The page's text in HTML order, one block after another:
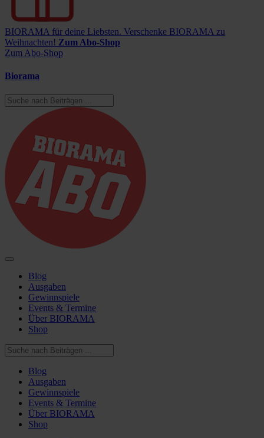
BIORAMA für deine Liebsten. Verschenke BIORAMA zu
Weihnachten! Zum Abo-Shop
Zum Abo-Shop
Biorama
Blog
Ausgaben
Gewinnspiele
Events & Termine
Über BIORAMA
Shop
Blog
Ausgaben
Gewinnspiele
Events & Termine
Über BIORAMA
Shop